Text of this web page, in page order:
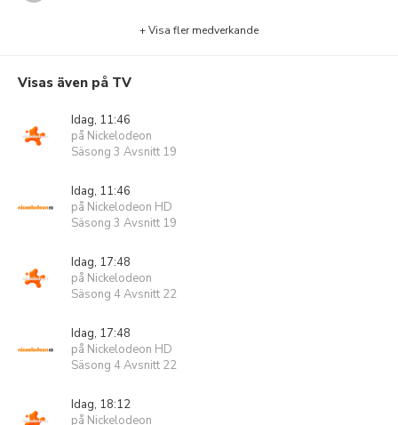
+ Visa fler medverkande
Visas även på TV
Idag, 11:46
på Nickelodeon
Säsong 3 Avsnitt 19
Idag, 11:46
på Nickelodeon HD
Säsong 3 Avsnitt 19
Idag, 17:48
på Nickelodeon
Säsong 4 Avsnitt 22
Idag, 17:48
på Nickelodeon HD
Säsong 4 Avsnitt 22
Idag, 18:12
på Nickelodeon